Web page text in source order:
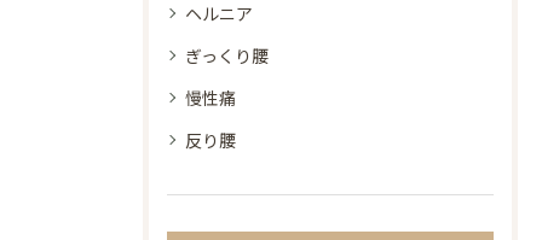
ヘルニア
ぎっくり腰
慢性痛
反り腰